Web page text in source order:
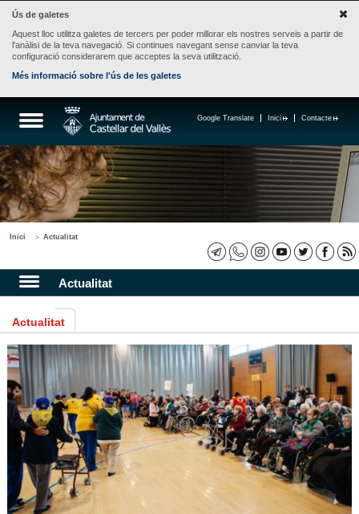
Ús de galetes
Aquest lloc utilitza galetes de tercers per poder millorar els nostres serveis a partir de
l'anàlisi de la teva navegació. Si continues navegant sense canviar la teva
configuració considerarem que acceptes la seva utilització.
Més informació sobre l'ús de les galetes
Contacte
Inici
Google Translate
Inici Actualitat
Actualitat
Actualitat